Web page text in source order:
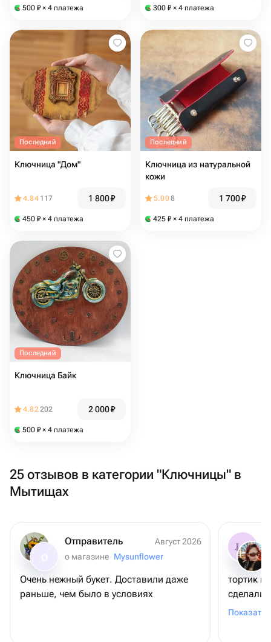
500 ₽ × 4 платежа 300 ₽ × 4 платежа
Последний
Ключница "Дом"
4.84 117 1 800₽
450 ₽ × 4 платежа
Последний
Ключница из натуральной
кожи
5.008 1 700₽
425 ₽ × 4 платежа
Последний
Ключница Байк
4.82202 2 000₽
500 ₽ × 4 платежа
25 отзывов в категории "Ключницы" в
Мытищах
Отправитель
Август 2026
о магазине Mysunflower
Очень нежный букет. Доставили даже
раньше, чем было в условиях
тортик
сделали
моей
Показать